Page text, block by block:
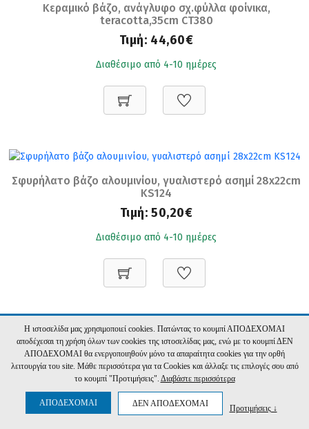
Κεραμικό βάζο, ανάγλυφο σχ.φύλλα φοίνικα,
teracotta,35cm CT380
Τιμή: 44,60€
Διαθέσιμο από 4-10 ημέρες
Σφυρήλατο βάζο αλουμινίου, γυαλιστερό ασημί 28x22cm
KS124
Τιμή: 50,20€
Διαθέσιμο από 4-10 ημέρες
Μεταλλικό βάζο σε χρώμα σκουριάς,39.5cm ID233
Τιμή:52,40€
Η ιστοσελίδα μας χρησιμοποιεί cookies. Πατώντας το κουμπί ΑΠΟΔΕΧΟΜΑΙ
αποδέχεσαι τη χρήση όλων των cookies της ιστοσελίδας μας, ενώ με το κουμπί ΔΕΝ
ΑΠΟΔΕΧΟΜΑΙ θα ενεργοποιηθούν μόνο τα απαραίτητα cookies για την ορθή
λειτουργία του site. Μάθε περισσότερα για τα Cookies και άλλαξε τις επιλογές σου από
το κουμπί "Προτιμήσεις". Διαβάστε περισσότερα
ΑΠΟΔΕΧΟΜΑΙ ΔΕΝ ΑΠΟΔΕΧΟΜΑΙ Προτιμήσεις ↓